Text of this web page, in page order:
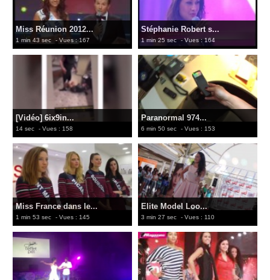
Miss Réunion 2012...
1 min 43 sec - Vues : 167
Stéphanie Robert s...
1 min 25 sec - Vues : 164
[Vidéo] 6ix9in...
14 sec - Vues : 158
Paranormal 974...
6 min 50 sec - Vues : 153
Miss France dans le...
1 min 53 sec - Vues : 145
Elite Model Loo...
3 min 27 sec - Vues : 110